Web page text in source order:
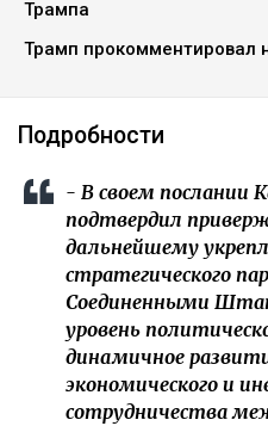
Трампа
Трамп прокомментировал
Подробности
- В своем
подтвердил
дальнейшему
стратегического
Соединенными
уровень
динамичное
экономического и
сотрудничества